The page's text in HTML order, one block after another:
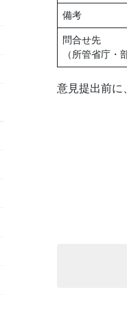
備考
問合せ先
（所管省庁・
意見提出前に